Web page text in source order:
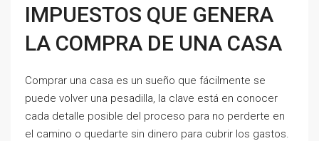
IMPUESTOS QUE GENERA
LA COMPRA DE UNA CASA
Comprar una casa es un sueño que fácilmente se
puede volver una pesadilla, la clave está en conocer
cada detalle posible del proceso para no perderte en
el camino o quedarte sin dinero para cubrir los gastos.